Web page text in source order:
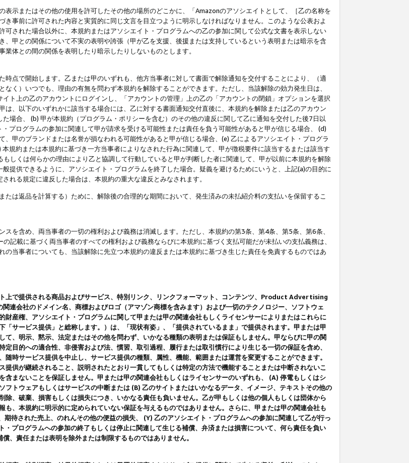
示またはその他の使用を許可したその他の場所のどこかに、「Amazonのアソシエイトとして、［乙の名称を
事前に許可された内容と実質的に同じ文言を目立つように明示しなければなりません。このような公表およ
された場合以外に、本規約またはアソシエイト・プログラムへの乙の参加に関して公式な文書を表示しない
、甲との関係について不実の表明や誇張（甲が乙を支援、後援または支持しているという表明または暗示を含
体との間の関係を表明したり暗示したりしないものとします。
点で開始します。乙または甲のいずれも、他方当事者に対して書面で解除通知を交付することにより、（適
く）いつでも、理由の有無を問わず本規約を解除することができます。ただし、当該解除の効力発生日は、
ト上の乙のアカウントにログインし、「アカウントの管理」上の乙の「アカウントの閉鎖」オプションを選択
、以下のいずれかに該当する場合には、乙に対する書面通知交付直後に、本規約を解除または乙のアカウン
場合、 (b) 甲が本規約（プログラム・ポリシーを含む）のその他の違反に関して乙に通知を交付した後7日以
プログラムの参加に関連して甲が請求を受ける可能性または責任を負う可能性があると甲が信じる場合、 (d)
甲のブランドまたは名誉が損なわれる可能性があると甲が信じる場合、(e) 乙によるアソシエイト・プログラ
規約または本規約に基づき一方当事者によりなされた行為に関連して、甲が徴税要件に該当するまたは該当す
しくは何らかの理由により乙と協調して行動していると甲が判断した者に関連して、甲が以前に本規約を解除
提供できるように、アソシエイト・プログラムを終了した場合。疑義を避けるためにいうと、上記(a)の目的に
れる規定に違反した場合は、本規約の重大な違反とみなされます。
は返品を計算する）ために、解除後の合理的な期間において、発生済みの未払紹介料の支払いを保留するこ
を含め、両当事者の一切の権利および義務は消滅します。ただし、本規約の第3条、第4条、第5条、第6条、
記載に基づく両当事者のすべての権利および義務ならびに本規約に基づく支払可能だが未払いの支払義務は、
当事者についても、当該解除に先立つ本規約の違反または本規約に基づき生じた責任を免責するものではあ
上で提供される商品およびサービス、特別リンク、リンクフォーマット、コンテンツ、Product Advertising
連会社のドメイン名、商標およびロゴ（アマゾン商標を含みます）および一切のテクノロジー、ソフトウェ
産権、アソシエイト・プログラムに関して甲または甲の関連会社もしくライセンサーによりまたはこれらに
サービス提供」と総称します。）は、「現状有姿」、「提供されているまま」で提供されます。甲または甲
、明示、黙示、法定またはその他を問わず、いかなる種類の表明または保証もしません。甲ならびに甲の関
目的への適合性、非侵害および法、慣習、取引過程、履行または取引慣行により生じる一切の保証を含め、
時サービス提供を中止し、サービス提供の種類、属性、機能、範囲または運営を変更することができます。
供が継続されること、説明されたとおり一貫してもしくは特定の方法で機能することまたは中断されないこ
含まないことを保証しません。甲または甲の関連会社もしくはライセンサーのいずれも、 (A) 停電もしくはシ
トウェアもしくはサービスの中断または (B) 乙のサイトまたはいかなるデータ、イメージ、テキストその他の
、破棄、損害もしくは損失につき、いかなる責任も負いません。乙が甲もしくは他の個人もしくは団体から
、本規約に明示的に定められていない保証を与えるものではありません。さらに、甲または甲の関連会社も
待された売上、のれんその他の便益の損失、 (Y) 乙のアソシエイト・プログラムへの参加に関連して乙が行っ
プログラムへの参加の終了もしくは停止に関連して生じる補償、弁済または損害について、何ら責任を負い
、責任または表明を除外または制限するものではありません。